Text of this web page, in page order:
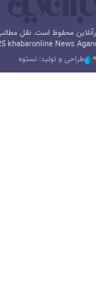
محفوظ است. نقل مطالب
khabaronline News
طراحی و تولید: نستوه